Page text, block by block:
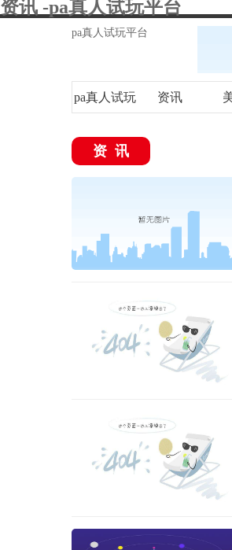
资讯 -pa真人试玩平台
pa真人试玩平台
pa真人试玩 资讯
资讯